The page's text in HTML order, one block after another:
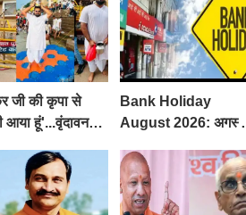
जी की कृपा से
आया हूं'...वृंदावन
श्री काशी
का जलाभिषेक
Bank Holiday
August 2026: अगस्त
RBI ने जारी की छुट्टियों
की लिस्ट​​​​​​​